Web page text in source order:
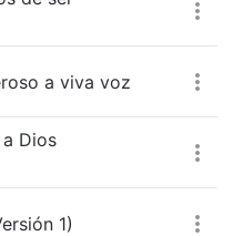
a viva voz
Dios
1)